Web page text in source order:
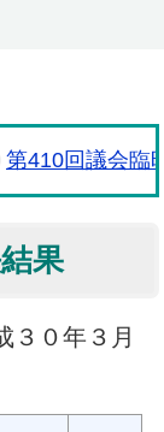
第410回議会臨
果
３０年３月